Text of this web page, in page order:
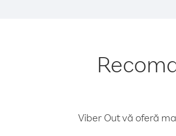
Viber Out vă oferă